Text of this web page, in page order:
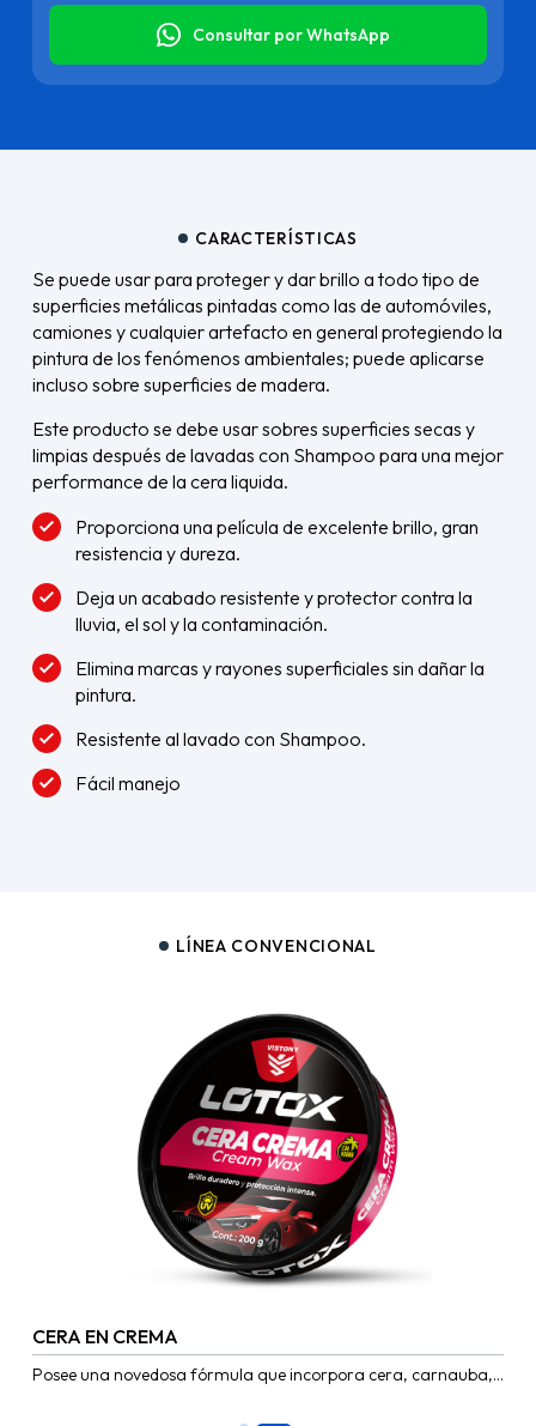
Consultar por WhatsApp
CARACTERÍSTICAS
Se puede usar para proteger y dar brillo a todo tipo de
superficies metálicas pintadas como las de automóviles,
camiones y cualquier artefacto en general protegiendo la
pintura de los fenómenos ambientales; puede aplicarse
incluso sobre superficies de madera.
Este producto se debe usar sobres superficies secas y
limpias después de lavadas con Shampoo para una mejor
performance de la cera liquida.
Proporciona una película de excelente brillo, gran
resistencia y dureza.
Deja un acabado resistente y protector contra la
lluvia, el sol y la contaminación.
Elimina marcas y rayones superficiales sin dañar la
pintura.
Resistente al lavado con Shampoo.
Fácil manejo
LÍNEA CONVENCIONAL
CERA EN CREMA
Posee una novedosa fórmula que incorpora cera, carnauba,